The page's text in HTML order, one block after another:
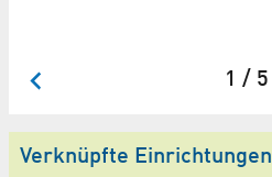
1 / 5
Verknüpfte Einrichtungen